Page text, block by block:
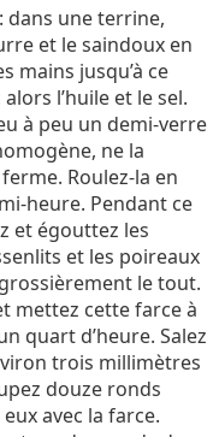
dans une terrine,
et le sain­doux en
mains jusqu’à ce
l’huile et le sel.
à peu un demi-verre
ne la
Roulez-la en
heure. Pendant ce
et égouttez les
et les poireaux
grossièrement le tout.
mettez cette farce à
quart d’heure. Salez
trois millimètres
douze ronds
avec la farce.